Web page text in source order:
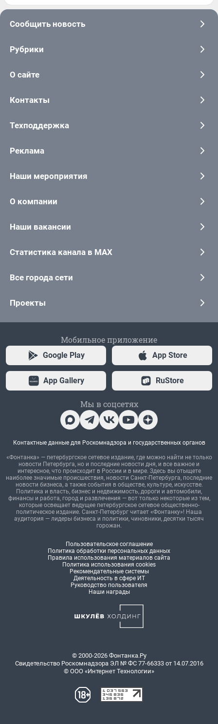
Сообщить новость
Рубрики
О сайте
Контакты
Техподдержка
Реклама
Наши мероприятия
О компании
Наши вакансии
Статистика канала в MAX
Все города сети
Проекты
Мобильное приложение
Google Play App Store
App Gallery RuStore
Мы в соцсетях
Контактные данные для Роскомнадзора и государственных органов
«Фонтанка» — петербургское сетевое издание, где можно найти не только
новости Петербурга, но и последние новости дня, и все важное и
интересное, что происходит в России и в мире. Здесь вы отыщете
наиболее значимые происшествия, новости Санкт-Петербурга, последние
новости бизнеса, а также события в обществе, культуре, искусстве.
Политика и власть, бизнес и недвижимость, дороги и автомобили,
финансы и работа, город и развлечения — вот только некоторые из тем,
которые освещает ведущее петербургское сетевое общественно-
политическое издание. Санкт-Петербург читает «Фонтанку»! Наша
аудитория — лидеры бизнеса и политики, чиновники, десятки тысяч
горожан.
Пользовательское соглашение
Политика обработки персональных данных
Правила использования материалов сайта
Политика использования cookies
Рекомендательные системы
Деятельность в сфере ИТ
Руководство пользователя
Наши награды
© 2000-2026 Фонтанка.Ру
Свидетельство Роскомнадзора ЭЛ № ФС 77-66333 от 14.07.2016
© ООО «Интернет Технологии»